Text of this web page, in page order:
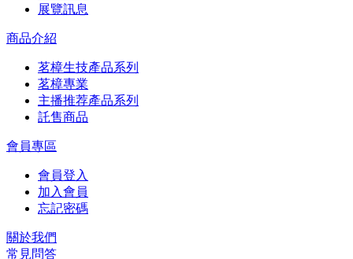
展覽訊息
商品介紹
茗樟生技產品系列
茗樟專業
主播推荐產品系列
託售商品
會員專區
會員登入
加入會員
忘記密碼
關於我們
常見問答